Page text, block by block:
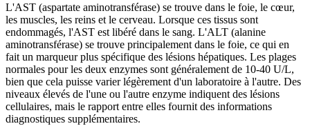
L'AST (aspartate aminotransférase) se trouve dans le foie, le cœur,
les muscles, les reins et le cerveau. Lorsque ces tissus sont
endommagés, l'AST est libéré dans le sang. L'ALT (alanine
aminotransférase) se trouve principalement dans le foie, ce qui en
fait un marqueur plus spécifique des lésions hépatiques. Les plages
normales pour les deux enzymes sont généralement de 10-40 U/L,
bien que cela puisse varier légèrement d'un laboratoire à l'autre. Des
niveaux élevés de l'une ou l'autre enzyme indiquent des lésions
cellulaires, mais le rapport entre elles fournit des informations
diagnostiques supplémentaires.